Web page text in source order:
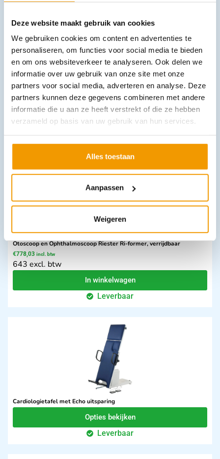
Deze website maakt gebruik van cookies
We gebruiken cookies om content en advertenties te
personaliseren, om functies voor social media te bieden
en om ons websiteverkeer te analyseren. Ook delen we
informatie over uw gebruik van onze site met onze
partners voor social media, adverteren en analyse. Deze
partners kunnen deze gegevens combineren met andere
informatie die u aan ze heeft verstrekt of die ze hebben
verzameld op basis van uw gebruik van hun services.
Alles toestaan
Aanpassen
Weigeren
Bloeddrukmeter voor kinderen
€30,62 incl. btw
28.09 excl. btw
In winkelwagen
Leverbaar
Otoscoop en Ophthalmoscoop Riester Ri-former, verrijdbaar
€778,03 incl. btw
643 excl. btw
In winkelwagen
Leverbaar
Cardiologietafel met Echo uitsparing
Opties bekijken
Leverbaar